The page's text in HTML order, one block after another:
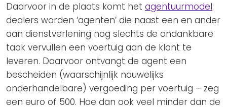
Daarvoor in de plaats komt het agentuurmodel:
dealers worden ‘agenten’ die naast een en ander
aan dienstverlening nog slechts de ondankbare
taak vervullen een voertuig aan de klant te
leveren. Daarvoor ontvangt de agent een
bescheiden (waarschijnlijk nauwelijks
onderhandelbare) vergoeding per voertuig – zeg
een euro of 500. Hoe dan ook veel minder dan de